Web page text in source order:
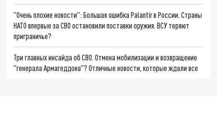
"Очень плохие новости": Большая ошибка Palantir в России. Страны
НАТО впервые за СВО остановили поставки оружия. ВСУ теряют
приграничье?
Три главных инсайда об СВО. Отмена мобилизации и возвращение
"генерала Армагеддона"? Отличные новости, которые ждали все